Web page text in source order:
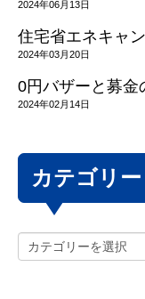
2024年06月13日
住宅省エネキャ
2024年03月20日
0円バザーと募金
2024年02月14日
カテゴリー